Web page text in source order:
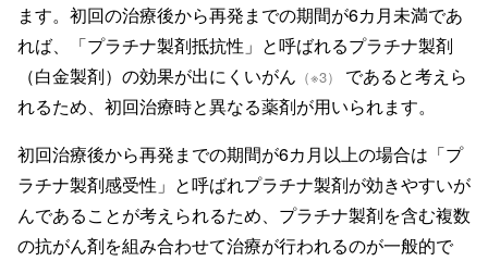
ます。初回の治療後から再発までの期間が6カ月未満であ
れば、「プラチナ製剤抵抗性」と呼ばれるプラチナ製剤
（白金製剤）の効果が出にくいがん （※3）
であると考えら
れるため、初回治療時と異なる薬剤が用いられます。
初回治療後から再発までの期間が6カ月以上の場合は「プ
ラチナ製剤感受性」と呼ばれプラチナ製剤が効きやすいが
んであることが考えられるため、プラチナ製剤を含む複数
の抗がん剤を組み合わせて治療が行われるのが一般的で